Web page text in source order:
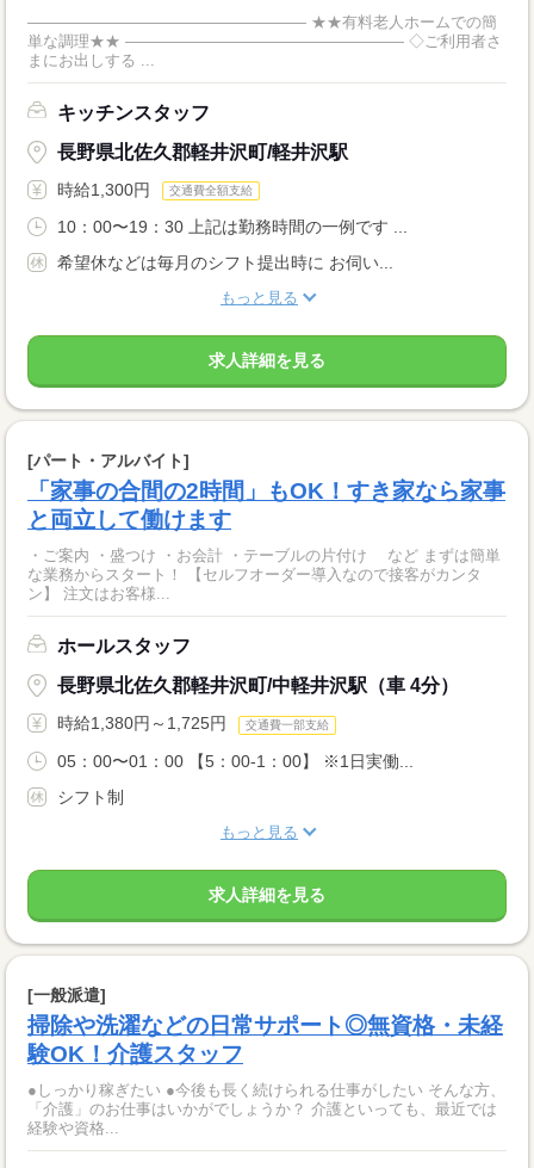
―――――――――――――――――― ★★有料老人ホームでの簡
単な調理★★ ―――――――――――――――――― ◇ご利用者さ
まにお出しする ...
キッチンスタッフ
長野県北佐久郡軽井沢町/軽井沢駅
時給1,300円 交通費全額支給
10：00〜19：30 上記は勤務時間の一例です ...
希望休などは毎月のシフト提出時に お伺い...
もっと見る
求人詳細を見る
[パート・アルバイト]
「家事の合間の2時間」もOK！すき家なら家事
と両立して働けます
・ご案内 ・盛つけ ・お会計 ・テーブルの片付け など まずは簡単
な業務からスタート！ 【セルフオーダー導入なので接客がカンタ
ン】 注文はお客様...
ホールスタッフ
長野県北佐久郡軽井沢町/中軽井沢駅（車 4分）
時給1,380円～1,725円 交通費一部支給
05：00〜01：00 【5：00-1：00】 ※1日実働...
シフト制
もっと見る
求人詳細を見る
[一般派遣]
掃除や洗濯などの日常サポート◎無資格・未経
験OK！介護スタッフ
●しっかり稼ぎたい ●今後も長く続けられる仕事がしたい そんな方、
「介護」のお仕事はいかがでしょうか？ 介護といっても、最近では
経験や資格...